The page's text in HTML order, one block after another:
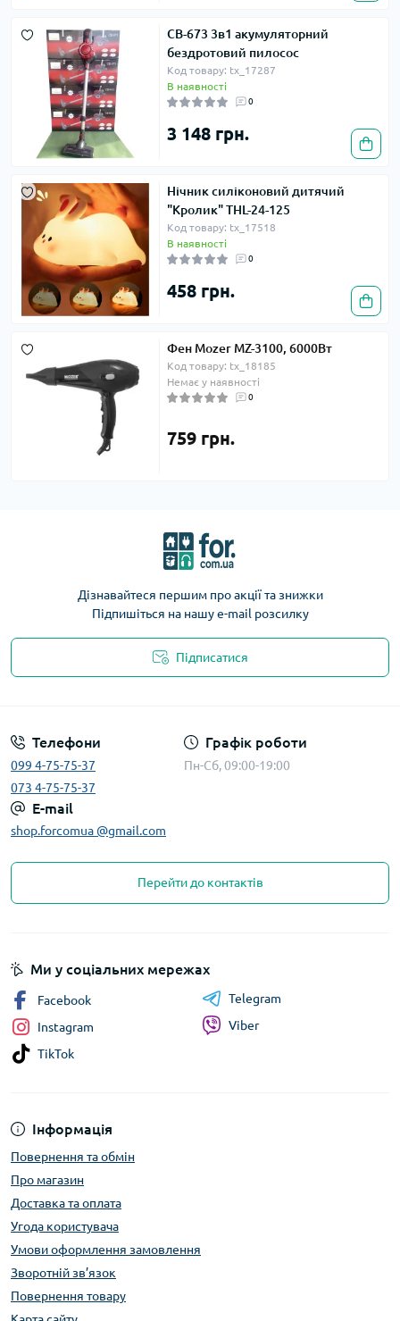
CB-673 3в1 акумуляторний
бездротовий пилосос
Код товару: tx_17287
В наявності
0
3 148 грн.
Нічник силіконовий дитячий
"Кролик" THL-24-125
Код товару: tx_17518
В наявності
0
458 грн.
Фен Mozer MZ-3100, 6000Вт
Код товару: tx_18185
Немає у наявності
0
759 грн.
Дізнавайтеся першим про акції та знижки
Підпишіться на нашу e-mail розсилку
Підписатися
Телефони
099 4-75-75-37
073 4-75-75-37
Графік роботи
Пн-Сб, 09:00-19:00
E-mail
shop.forcomua @gmail.com
Перейти до контактів
Інформація
Повернення та обмін
Про магазин
Доставка та оплата
Угода користувача
Умови оформлення замовлення
Зворотній зв’язок
Повернення товару
Ми у соціальних мережах
Facebook
Instagram
TikTok
Telegram
Viber